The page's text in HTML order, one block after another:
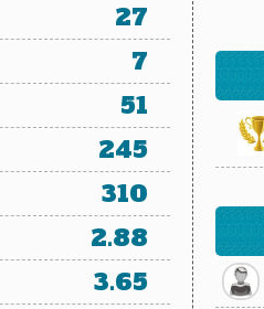
27
7
51
245
310
2.88
3.65